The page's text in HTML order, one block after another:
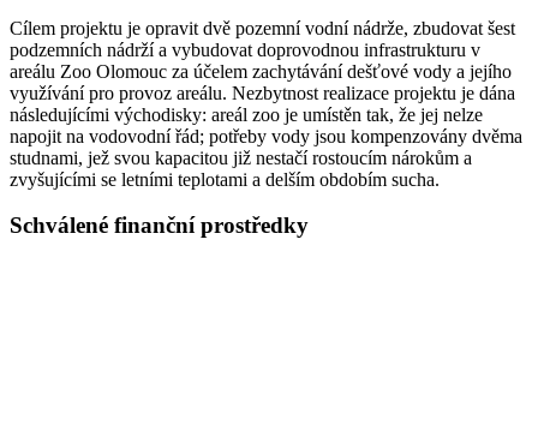
Cílem projektu je opravit dvě pozemní vodní nádrže, zbudovat šest
podzemních nádrží a vybudovat doprovodnou infrastrukturu v
areálu Zoo Olomouc za účelem zachytávání dešťové vody a jejího
využívání pro provoz areálu. Nezbytnost realizace projektu je dána
následujícími východisky: areál zoo je umístěn tak, že jej nelze
napojit na vodovodní řád; potřeby vody jsou kompenzovány dvěma
studnami, jež svou kapacitou již nestačí rostoucím nárokům a
zvyšujícími se letními teplotami a delším obdobím sucha.
Schválené finanční prostředky